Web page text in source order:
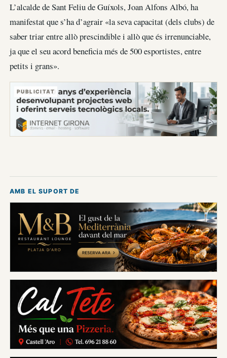
L’alcalde de Sant Feliu de Guíxols, Joan Alfons Albó, ha
manifestat que s’ha d’agrair «la seva capacitat (dels clubs) de
saber triar entre allò prescindible i allò que és irrenunciable,
ja que el seu acord beneficia més de 500 esportistes, entre
petits i grans».
PUBLICITAT
AMB EL SUPORT DE